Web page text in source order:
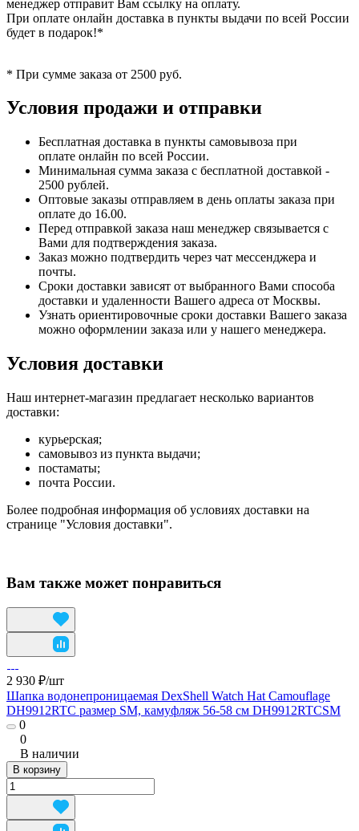
менеджер отправит Вам ссылку на оплату.
При оплате онлайн доставка в пункты выдачи по всей России
будет в подарок!*
* При сумме заказа от 2500 руб.
Условия продажи и отправки
Бесплатная доставка в пункты самовывоза при
оплате онлайн по всей России.
Минимальная сумма заказа с бесплатной доставкой -
2500 рублей.
Оптовые заказы отправляем в день оплаты заказа при
оплате до 16.00.
Перед отправкой заказа наш менеджер связывается с
Вами для подтверждения заказа.
Заказ можно подтвердить через чат мессенджера и
почты.
Сроки доставки зависят от выбранного Вами способа
доставки и удаленности Вашего адреса от Москвы.
Узнать ориентировочные сроки доставки Вашего заказа
можно оформлении заказа или у нашего менеджера.
Условия доставки
Наш интернет-магазин предлагает несколько вариантов
доставки:
курьерская;
самовывоз из пункта выдачи;
постаматы;
почта России.
Более подробная информация об условиях доставки на
странице "Условия доставки".
Вам также может понравиться
2 930 ₽/шт
Шапка водонепроницаемая DexShell Watch Hat Camouflage
DH9912RTC размер SM, камуфляж 56-58 см DH9912RTCSM
0
0
В наличии
В корзину